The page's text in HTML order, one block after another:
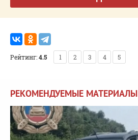
Рейтинг:4.5 1 2 3 4 5
РЕКОМЕНДУЕМЫЕ МАТЕРИАЛЫ